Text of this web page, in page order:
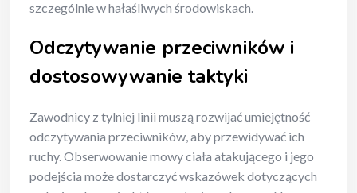
szczególnie w hałaśliwych środowiskach.
Odczytywanie przeciwników i
dostosowywanie taktyki
Zawodnicy z tylniej linii muszą rozwijać umiejętność
odczytywania przeciwników, aby przewidywać ich
ruchy. Obserwowanie mowy ciała atakującego i jego
podejścia może dostarczyć wskazówek dotyczących